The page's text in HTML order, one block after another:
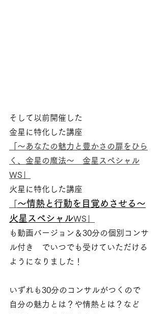
そして以前開催した
金星に特化した講座
「〜あなたの魅力と豊かさの扉をひら
く、金星の魔法〜　金星スペシャル
WS」
火星に特化した講座
〜情熱と行動を目覚めさせる〜
火星スペシャルWS」
も動画バージョン＆30分の個別コンサ
ル付き　でいつでも受けていただける
ようになりました！
いずれも30分のコンサルがつくので
自分の魅力とは？や情熱とは？など